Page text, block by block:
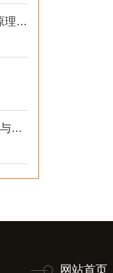
你了解-50度金枪鱼冰箱的用途和原理吗？
海尔药品冷藏柜的用途、工作原理与使用注意事项
网站首页